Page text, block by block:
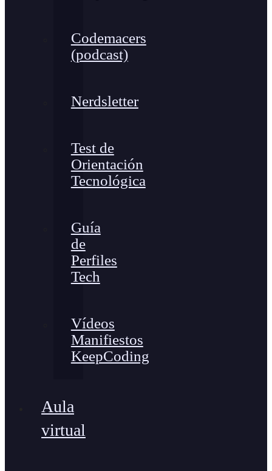
Codemacers
(podcast)
Nerdsletter
Test de
Orientación
Tecnológica
Guía
de
Perfiles
Tech
Vídeos
Manifiestos
KeepCoding
Aula
virtual